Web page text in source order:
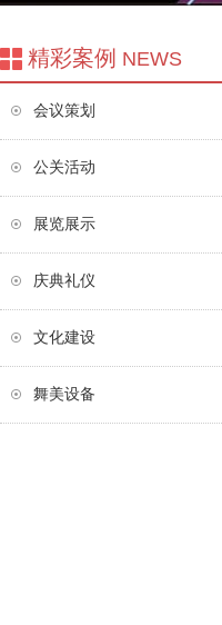
精彩案例 NEWS
会议策划
公关活动
展览展示
庆典礼仪
文化建设
舞美设备